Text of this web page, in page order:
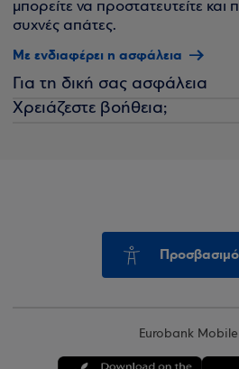
μπορείτε να προστατευτείτε και
συχνές απάτες.
Με ενδιαφέρει η ασφάλεια
Για τη δική σας ασφάλεια
Χρειάζεστε βοήθεια;
Eurobank